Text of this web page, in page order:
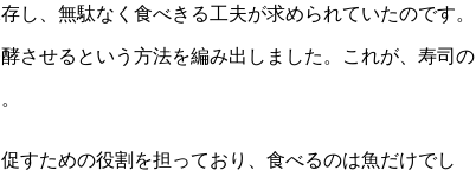
し、無駄なく食べきる工夫が求められていたのです。
させるという方法を編み出しました。これが、寿司の
すための役割を担っており、食べるのは魚だけでし